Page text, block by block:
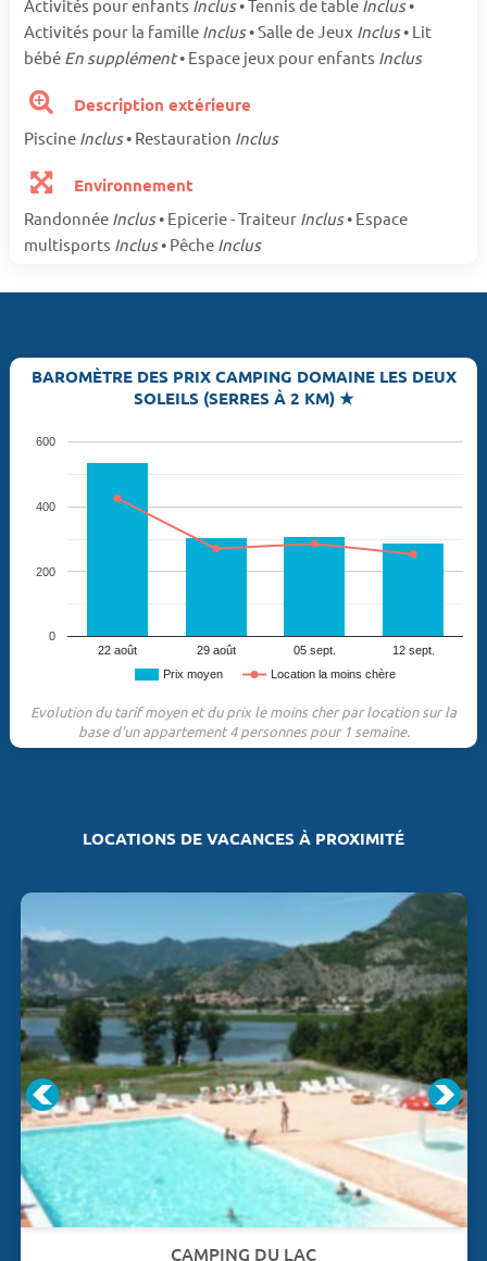
Activités pour enfants Inclus• Tennis de table Inclus•
Activités pour la famille Inclus• Salle de Jeux Inclus• Lit
bébé En supplément• Espace jeux pour enfants Inclus
Description extérieure
Piscine Inclus• Restauration Inclus
Environnement
Randonnée Inclus• Epicerie - Traiteur Inclus• Espace
multisports Inclus• Pêche Inclus
BAROMÈTRE DES PRIX CAMPING DOMAINE LES DEUX
SOLEILS (SERRES À 2 KM) ★
Prix moyen Location la moins chère
22 août 29 août 05 sept. 12 sept.
0
200
400
600
Evolution du tarif moyen et du prix le moins cher par location sur la
base d'un appartement 4 personnes pour 1 semaine.
LOCATIONS DE VACANCES À PROXIMITÉ
CAMPING DU LAC